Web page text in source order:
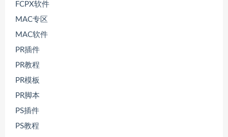
FCPX软件
MAC专区
MAC软件
PR插件
PR教程
PR模板
PR脚本
PS插件
PS教程